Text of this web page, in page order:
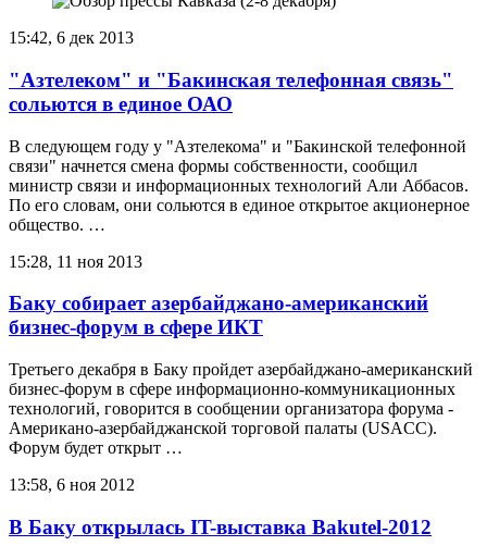
15:42, 6 дек 2013
"Азтелеком" и "Бакинская телефонная связь"
сольются в единое ОАО
В следующем году у "Азтелекома" и "Бакинской телефонной
связи" начнется смена формы собственности, сообщил
министр связи и информационных технологий Али Аббасов.
По его словам, они сольются в единое открытое акционерное
общество. …
15:28, 11 ноя 2013
Баку собирает азербайджано-американский
бизнес-форум в сфере ИКТ
Третьего декабря в Баку пройдет азербайджано-американский
бизнес-форум в сфере информационно-коммуникационных
технологий, говорится в сообщении организатора форума -
Американо-азербайджанской торговой палаты (USACC).
Форум будет открыт …
13:58, 6 ноя 2012
В Баку открылась IT-выставка Bakutel-2012